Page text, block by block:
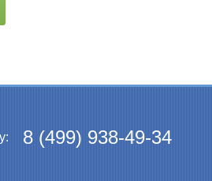
8 (499) 938-49-34